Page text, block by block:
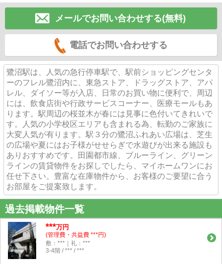
メールでお問い合わせする(無料)
電話でお問い合わせする
鷺沼駅は、人気の急行停車駅で、駅前ショッピングセンタ
ーのフレル鷺沼内に、東急ストア、ドラッグストア、アパ
レル、ダイソー等が入店、日常のお買い物に便利で、周辺
には、飲食店街や行政サービスコーナー、医療モールもあ
ります。駅周辺の桜並木が春には見事に色付いてきれいで
す。人気の小学校区エリアも含まれる為、転勤のご家族に
大変人気が有ります。駅３分の鷺沼ふれあい広場は、芝生
の広場や夏にはお子様がせせらぎで水遊びが出来る施設も
ありおすすめです。田園都市線、ブルーライン、グリーン
ラインの賃貸物件をお探しでしたら、マイホームワンにお
任せ下さい。豊富な在庫物件から、お客様のご要望に合う
お部屋をご提案致します。
過去掲載物件一覧
***万円
(管理費・共益費 ***円)
敷：***｜礼：***
3-4階 / *** / ***